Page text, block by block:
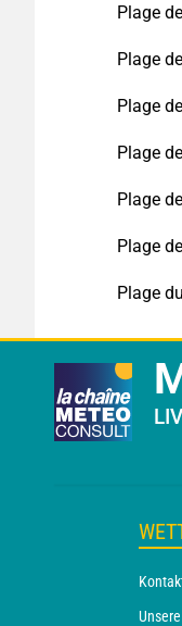
Plage
Plage
Plage
Plage
Plage
Plage
Plage